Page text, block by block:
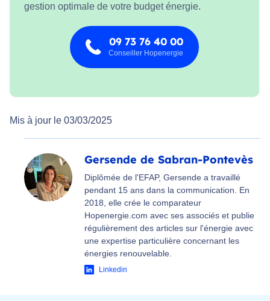
gestion optimale de votre budget énergie.
09 73 76 40 00
Conseiller Hopenergie
Mis à jour le 03/03/2025
Gersende de Sabran-Pontevès
Diplômée de l'EFAP, Gersende a travaillé
pendant 15 ans dans la communication. En
2018, elle crée le comparateur
Hopenergie.com avec ses associés et publie
régulièrement des articles sur l'énergie avec
une expertise particulière concernant les
énergies renouvelable.
Linkedin